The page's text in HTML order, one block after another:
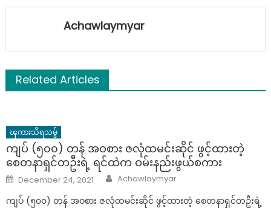
Achawlaymyar
Related Articles
ၾကားသိရသမွ်
ကျပ် (၅၀၀) တန် အဝစား ဇလုံထမင်းဆိုင် ဖွင့်ထားတဲ့
စေတနာရှင်တဦးရဲ့ ရင်ထဲက ဝမ်းနည်းဖွယ်စကား
Posted
on
December 24, 2021 Author
Achawlaymyar
ကျပ် (၅၀၀) တန် အဝစား ဇလုံထမင်းဆိုင် ဖွင့်ထားတဲ့ စေတနာရှင်တဦးရဲ့